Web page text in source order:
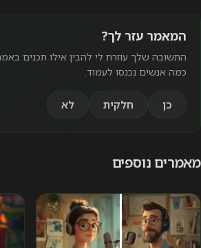
המאמר עזר לך?
התשובה שלך עוזרת לי להבין אילו תכנים
כמה אנשים נכנסו לעמוד.
כן חלקית לא
מאמרים נוספים